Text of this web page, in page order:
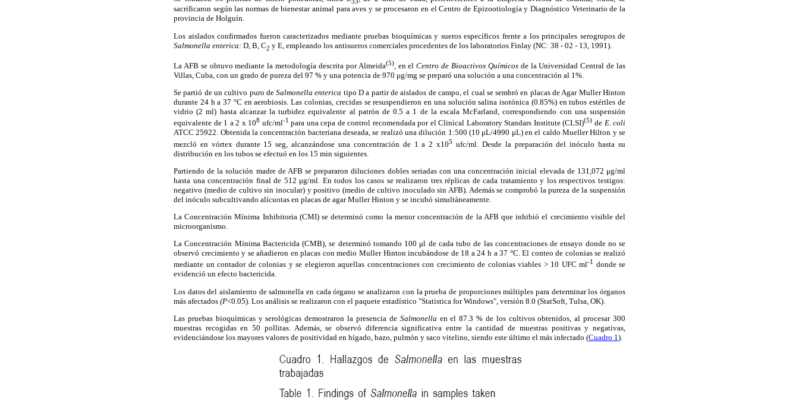
sacrificaron según las normas de bienestar animal para aves y se procesaron en el Centro de Epizootiología y Diagnóstico Veterinario de la
provincia de Holguín.
Los aislados confirmados fueron caracterizados mediante pruebas bioquímicas y sueros específicos frente a los principales serogrupos de
Salmonella enterica: D, B, C2 y E, empleando los antisueros comerciales procedentes de los laboratorios Finlay (NC: 38 - 02 - 13, 1991).
La AFB se obtuvo mediante la metodología descrita por Almeida(5), en elCentro de Bioactivos Químicosde la Universidad Central de las
Villas, Cuba, con un grado de pureza del 97 % y una potencia de 970 μg/mg se preparó una solución a una concentración al 1%.
Se partió de un cultivo puro deSalmonella enterica tipo D a partir de aislados de campo, el cual se sembró en placas de Agar Muller Hinton
durante 24 h a 37 °C en aerobiosis. Las colonias, crecidas se resuspendieron en una solución salina isotónica (0.85%) en tubos estériles de
vidrio (2 ml) hasta alcanzar la turbidez equivalente al patrón de 0.5 a 1 de la escala McFarland, correspondiendo con una suspensión
equivalente de 1 a 2 x 108 ufc/ml-1 para una cepa de control recomendada por el Clinical Laboratory Standars Institute (CLSI)(5) de E. coli
ATCC 25922. Obtenida la concentración bacteriana deseada, se realizó una dilución 1:500 (10 μL/4990 μL) en el caldo Mueller Hilton y se
mezcló en vórtex durante 15 seg, alcanzándose una concentración de 1 a 2 x105 ufc/ml. Desde la preparación del inóculo hasta su
distribución en los tubos se efectuó en los 15 min siguientes.
Partiendo de la solución madre de AFB se prepararon diluciones dobles seriadas con una concentración inicial elevada de 131,072 μg/ml
hasta una concentración final de 512 μg/ml. En todos los casos se realizaron tres réplicas de cada tratamiento y los respectivos testigos:
negativo (medio de cultivo sin inocular) y positivo (medio de cultivo inoculado sin AFB). Además se comprobó la pureza de la suspensión
del inóculo subcultivando alícuotas en placas de agar Muller Hinton y se incubó simultáneamente.
La Concentración Mínima Inhibitoria (CMI) se determinó como la menor concentración de la AFB que inhibió el crecimiento visible del
microorganismo.
La Concentración Mínima Bactericida (CMB), se determinó tomando 100 μl de cada tubo de las concentraciones de ensayo donde no se
observó crecimiento y se añadieron en placas con medio Muller Hinton incubándose de 18 a 24 h a 37 °C. El conteo de colonias se realizó
mediante un contador de colonias y se elegieron aquellas concentraciones con crecimiento de colonias viables > 10 UFC ml-1 donde se
evidenció un efecto bactericida.
Los datos del aislamiento de salmonella en cada órgano se analizaron con la prueba de proporciones múltiples para determinar los órganos
más afectados (P<0.05). Los análisis se realizaron con el paquete estadístico "Statistica for Windows", versión 8.0 (StatSoft, Tulsa, OK).
Las pruebas bioquímicas y serológicas demostraron la presencia de Salmonella en el 87.3 % de los cultivos obtenidos, al procesar 300
muestras recogidas en 50 pollitas. Además, se observó diferencia significativa entre la cantidad de muestras positivas y negativas,
evidenciándose los mayores valores de positividad en hígado, bazo, pulmón y saco vitelino, siendo este último el más infectado (Cuadro 1 ).